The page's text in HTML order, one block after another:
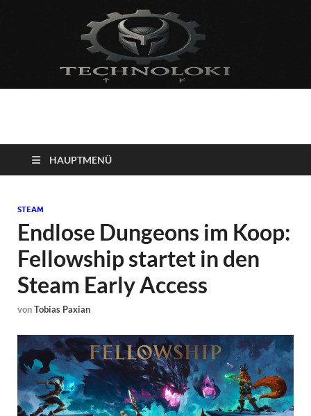
Technoloki: Gaming
und Entertainment
News
Blockbuster, Indie-Perlen und Retro-Klassiker.
HAUPTMENÜ
STEAM
Endlose Dungeons im Koop:
Fellowship startet in den
Steam Early Access
vonTobias Paxian